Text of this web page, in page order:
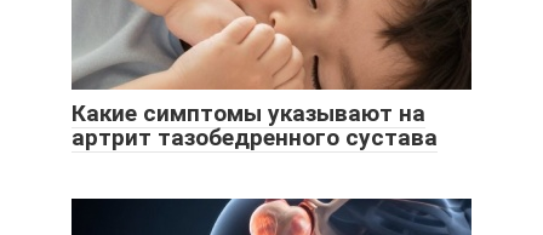
Какие симптомы указывают на
артрит тазобедренного сустава